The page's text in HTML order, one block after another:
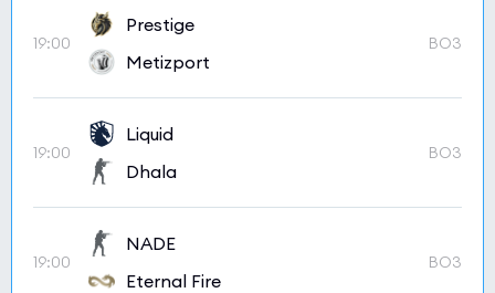
19:00
Prestige
Metizport
BO3
19:00
Liquid
Dhala
BO3
19:00
NADE
Eternal Fire
BO3